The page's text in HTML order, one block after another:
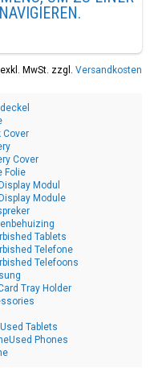
MwSt. zzgl. Versandkosten
Cover
Cover
Folie
Modul
Module
Tablets
Telefone
Telefoons
Tray Holder
Tablets
Phones